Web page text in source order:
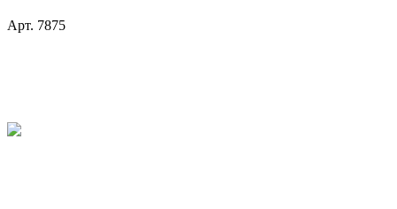
Арт. 7875